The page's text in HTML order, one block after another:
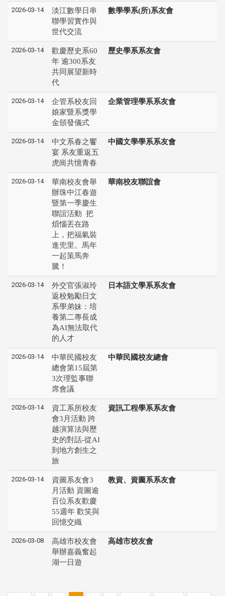
2026-03-14
淡江數學日串
聯學習實作與
世代交流
數學學系(所)系友會
2026-03-14
歡慶歷史系60
年 逾300系友
共同展望新時
代
歷史學系系友會
2026-03-14
企管系校友回
娘家暨系獎學
金頒發儀式
企業管理學系系友會
2026-03-14
中文系春之饗
宴 系友重返五
虎崗共憶青春
中國文學學系系友會
2026-03-14
華南校友會舉
辦珠中江春遊
暨第一季慶生
聯誼活動 把
煩惱丟在路
上，把福氣裝
進兜里。馬年
一起策馬奔
騰！
華南校友聯誼會
2026-03-14
外交官張淑玲
返校勉勵日文
系學弟妹：培
養第二專長成
為AI無法取代
的人才
日本語文學系系友會
2026-03-14
中華民國校友
總會第15屆第
3次理監事聯
席會議
中華民國校友總會
2026-03-14
資工系所校友
會3月活動 跨
越演算法與歷
史的對話-從AI
到地方創生之
旅
資訊工程學系系友會
2026-03-14
資圖系友會3
月活動 資圖逾
百位系友歡慶
55週年 歡笑與
回憶交織
教資、資圖系系友會
2026-03-08
高雄市校友會
舉辦嘉義奮起
湖一日遊
高雄市校友會